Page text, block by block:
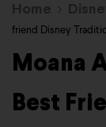
Home
friend Disney
Moana
Best